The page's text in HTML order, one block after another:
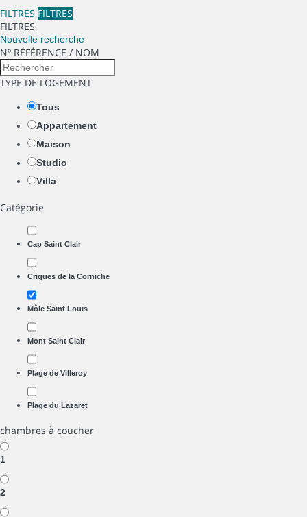
FILTRES FILTRES
FILTRES
Nouvelle recherche
Nº RÉFÉRENCE / NOM
TYPE DE LOGEMENT
Tous
Appartement
Maison
Studio
Villa
Catégorie
Cap Saint Clair
Criques de la Corniche
Môle Saint Louis
Mont Saint Clair
Plage de Villeroy
Plage du Lazaret
chambres à coucher
1
2